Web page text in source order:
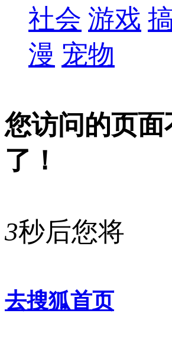
社会 游戏
漫 宠物
您访问的页面
了！
3秒后您将
去搜狐首页